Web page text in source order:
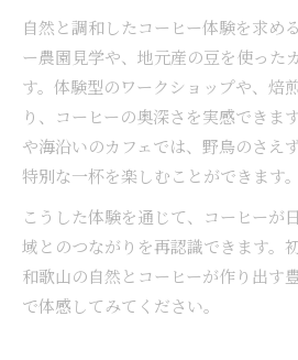
自然と調和したコーヒー体験を求め
ー農園見学や、地元産の豆を使った
す。体験型のワークショップや、焙
り、コーヒーの奥深さを実感できま
や海沿いのカフェでは、野鳥のさえ
特別な一杯を楽しむことができます。
こうした体験を通じて、コーヒーが
域とのつながりを再認識できます。
和歌山の自然とコーヒーが作り出す
で体感してみてください。